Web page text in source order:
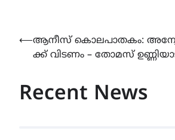
Post
navigation
⟵ആനീസ് കൊലപാതകം:
ക്ക് വിടണം – തോമസ്
Recent News